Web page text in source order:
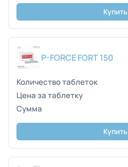
Купить
P-FORCE FORT 150
Купить